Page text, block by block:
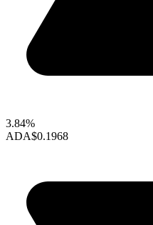
3.84%
ADA$0.1968